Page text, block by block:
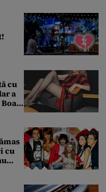
cu
a
cu